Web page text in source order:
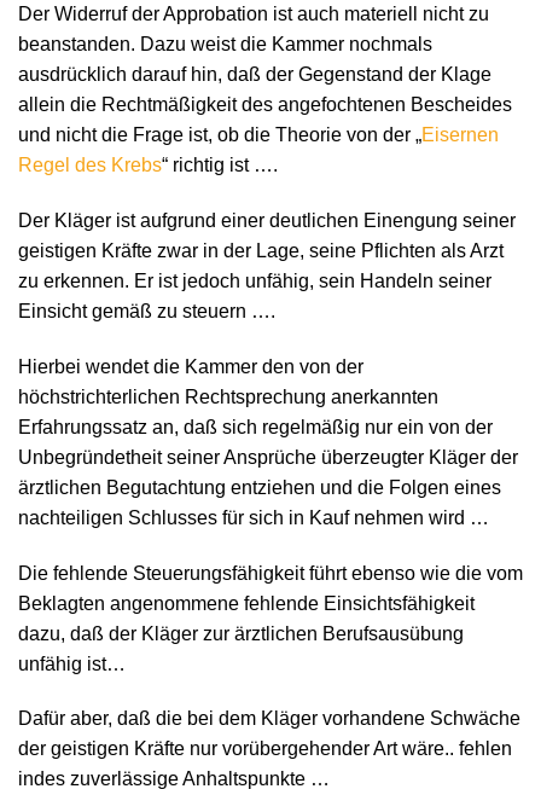
Der Widerruf der Approbation ist auch materiell nicht zu
beanstanden. Dazu weist die Kammer nochmals
ausdrücklich darauf hin, daß der Gegenstand der Klage
allein die Rechtmäßigkeit des angefochtenen Bescheides
und nicht die Frage ist, ob die Theorie von der „Eisernen
Regel des Krebs“ richtig ist ….
Der Kläger ist aufgrund einer deutlichen Einengung seiner
geistigen Kräfte zwar in der Lage, seine Pflichten als Arzt
zu erkennen. Er ist jedoch unfähig, sein Handeln seiner
Einsicht gemäß zu steuern ….
Hierbei wendet die Kammer den von der
höchstrichterlichen Rechtsprechung anerkannten
Erfahrungssatz an, daß sich regelmäßig nur ein von der
Unbegründetheit seiner Ansprüche überzeugter Kläger der
ärztlichen Begutachtung entziehen und die Folgen eines
nachteiligen Schlusses für sich in Kauf nehmen wird …
Die fehlende Steuerungsfähigkeit führt ebenso wie die vom
Beklagten angenommene fehlende Einsichtsfähigkeit
dazu, daß der Kläger zur ärztlichen Berufsausübung
unfähig ist…
Dafür aber, daß die bei dem Kläger vorhandene Schwäche
der geistigen Kräfte nur vorübergehender Art wäre.. fehlen
indes zuverlässige Anhaltspunkte …